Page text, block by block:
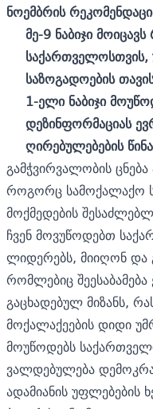
ნოემბრის
მე-9 ნაბიჯი
საზოგადოების
1-ელი ნაბიჯი
დეზინფორმაციას
ღირებულებების
გამჭვირვალობის
როგორც სამოქალაქო
მოქმედების
ჩვენ მოვუწოდებთ
ლიდერებს, მიიღონ
რომლებიც შეესაბამება
გაცხადებულ მიზანს,
მოქალაქეების დიდი
მოუწოდებს
ვალდებულება
ადამიანის უფლებების